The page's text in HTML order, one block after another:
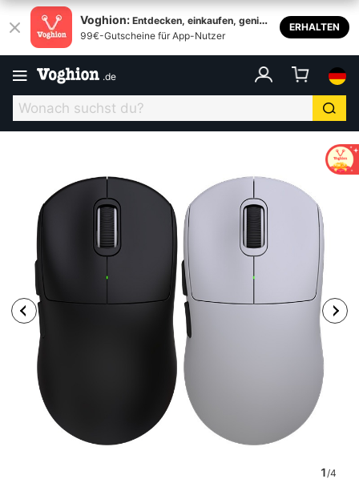
Voghion: Entdecken, einkaufen, genieß
en
99€-Gutscheine für App-Nutzer
ERHALTEN
.de
1/4